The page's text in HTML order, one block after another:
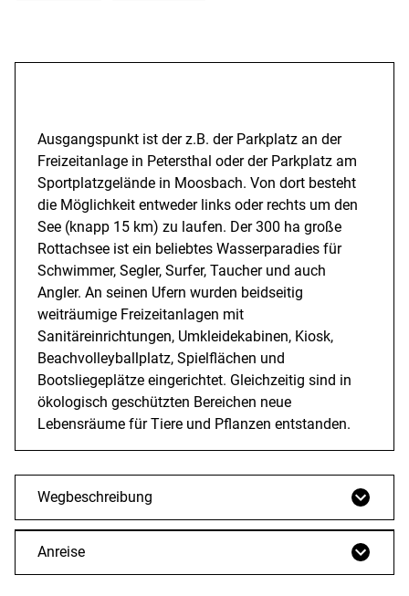
Ausgangspunkt ist der z.B. der Parkplatz an der
Freizeitanlage in Petersthal oder der Parkplatz am
Sportplatzgelände in Moosbach. Von dort besteht
die Möglichkeit entweder links oder rechts um den
See (knapp 15 km) zu laufen. Der 300 ha große
Rottachsee ist ein beliebtes Wasserparadies für
Schwimmer, Segler, Surfer, Taucher und auch
Angler. An seinen Ufern wurden beidseitig
weiträumige Freizeitanlagen mit
Sanitäreinrichtungen, Umkleidekabinen, Kiosk,
Beachvolleyballplatz, Spielflächen und
Bootsliegeplätze eingerichtet. Gleichzeitig sind in
ökologisch geschützten Bereichen neue
Lebensräume für Tiere und Pflanzen entstanden.
Wegbeschreibung
Anreise